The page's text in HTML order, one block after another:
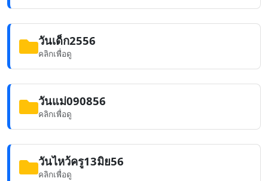
วันเด็ก2556
คลิกเพื่อดู
วันแม่090856
คลิกเพื่อดู
วันไหว้ครู13มิย56
คลิกเพื่อดู